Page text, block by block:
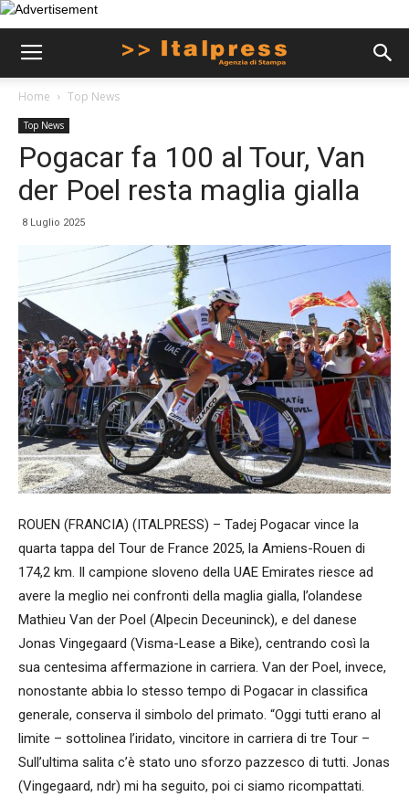
Home Top News
Top News
Pogacar fa 100 al Tour, Van
der Poel resta maglia gialla
8 Luglio 2025
ROUEN (FRANCIA) (ITALPRESS) – Tadej Pogacar vince la
quarta tappa del Tour de France 2025, la Amiens-Rouen di
174,2 km. Il campione sloveno della UAE Emirates riesce ad
avere la meglio nei confronti della maglia gialla, l’olandese
Mathieu Van der Poel (Alpecin Deceuninck), e del danese
Jonas Vingegaard (Visma-Lease a Bike), centrando così la
sua centesima affermazione in carriera. Van der Poel, invece,
nonostante abbia lo stesso tempo di Pogacar in classifica
generale, conserva il simbolo del primato. “Oggi tutti erano al
limite – sottolinea l’iridato, vincitore in carriera di tre Tour –
Sull’ultima salita c’è stato uno sforzo pazzesco di tutti. Jonas
(Vingegaard, ndr) mi ha seguito, poi ci siamo ricompattati.